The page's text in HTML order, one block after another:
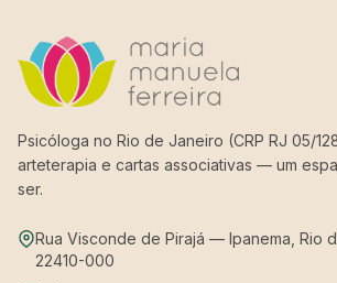
Psicóloga no Rio de Janeiro (CRP RJ 05/
arteterapia e cartas associativas — um
ser.
Rua Visconde de Pirajá — Ipanema, Rio
22410-000